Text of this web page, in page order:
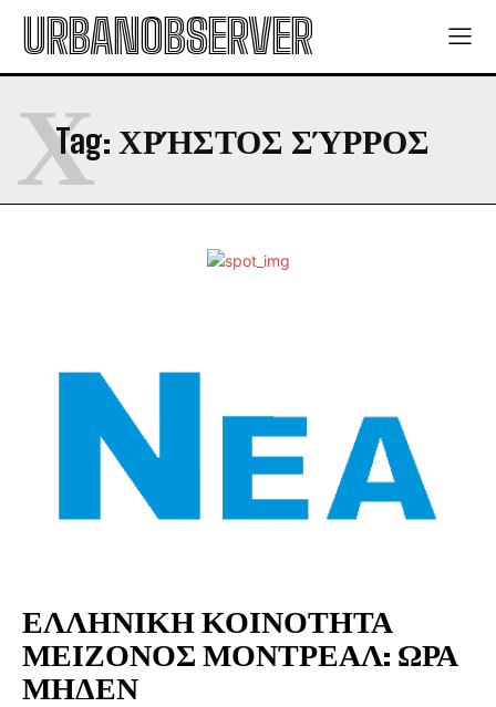
URBANOBSERVER
Tag: ΧΡΉΣΤΟΣ ΣΎΡΡΟΣ
Χ
ΕΛΛΗΝΙΚΗ ΚΟΙΝΟΤΗΤΑ
ΜΕΙΖΟΝΟΣ ΜΟΝΤΡΕΑΛ: ΩΡΑ
ΜΗΔΕΝ